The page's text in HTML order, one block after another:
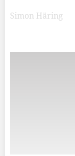
Simon Häring